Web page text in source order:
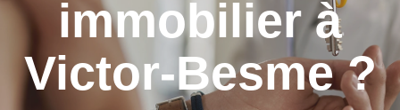
immobilier à
Victor-Besme ?